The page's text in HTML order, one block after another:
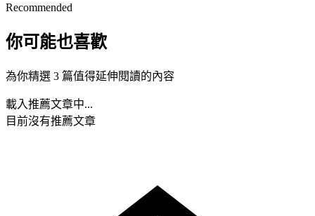
Recommended
你可能也喜歡
為你精選 3 篇值得延伸閱讀的內容
載入推薦文章中...
目前沒有推薦文章